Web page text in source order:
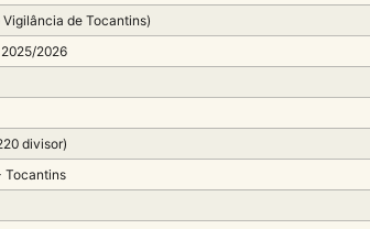
de Tocantins)
2026
divisor)
Tocantins